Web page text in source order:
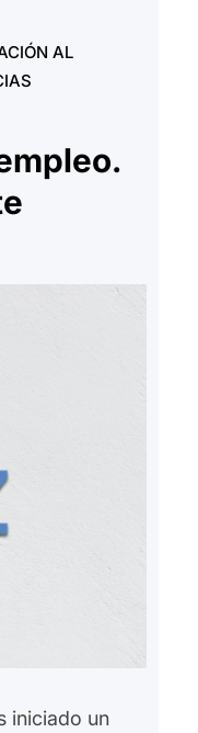
a partir de
se pueden
en las o en
AL
iniciado un